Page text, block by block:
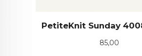
PetiteKnit Sunday
Pris
85,00